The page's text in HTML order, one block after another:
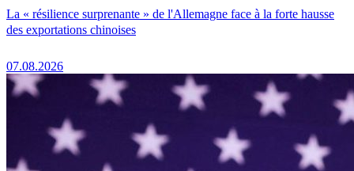
La « résilience surprenante » de l'Allemagne face à la forte hausse
des exportations chinoises
07.08.2026